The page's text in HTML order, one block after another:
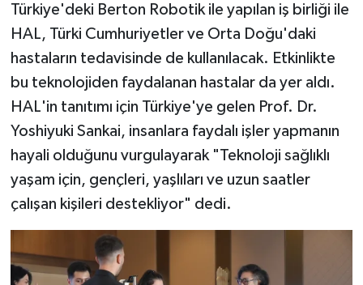
Türkiye'deki Berton Robotik ile yapılan iş birliği ile
HAL, Türki Cumhuriyetler ve Orta Doğu'daki
hastaların tedavisinde de kullanılacak. Etkinlikte
bu teknolojiden faydalanan hastalar da yer aldı.
HAL'in tanıtımı için Türkiye'ye gelen Prof. Dr.
Yoshiyuki Sankai, insanlara faydalı işler yapmanın
hayali olduğunu vurgulayarak "Teknoloji sağlıklı
yaşam için, gençleri, yaşlıları ve uzun saatler
çalışan kişileri destekliyor" dedi.